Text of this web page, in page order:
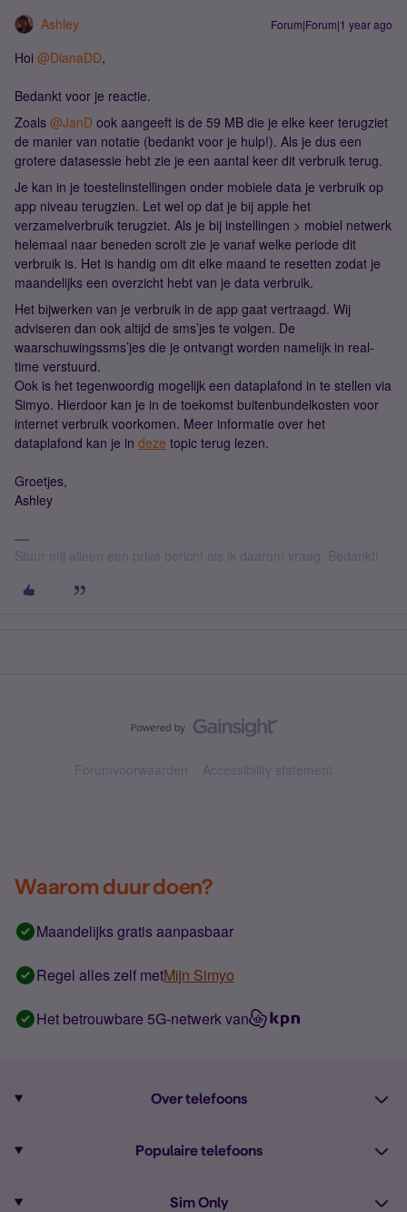
Ashley Forum|Forum|1 year ago
Hoi @DianaDD,
Bedankt voor je reactie.
Zoals @JanD ook aangeeft is de 59 MB die je elke keer terugziet
de manier van notatie (bedankt voor je hulp!). Als je dus een
grotere datasessie hebt zie je een aantal keer dit verbruik terug.
Je kan in je toestelinstellingen onder mobiele data je verbruik op
app niveau terugzien. Let wel op dat je bij apple het
verzamelverbruik terugziet. Als je bij instellingen > mobiel netwerk
helemaal naar beneden scrolt zie je vanaf welke periode dit
verbruik is. Het is handig om dit elke maand te resetten zodat je
maandelijks een overzicht hebt van je data verbruik.
Het bijwerken van je verbruik in de app gaat vertraagd. Wij
adviseren dan ook altijd de sms’jes te volgen. De
waarschuwingssms’jes die je ontvangt worden namelijk in real-
time verstuurd.
Ook is het tegenwoordig mogelijk een dataplafond in te stellen via
Simyo. Hierdoor kan je in de toekomst buitenbundelkosten voor
internet verbruik voorkomen. Meer informatie over het
dataplafond kan je in deze topic terug lezen.
Groetjes,
Ashley
Stuur mij alleen een privé bericht als ik daarom vraag. Bedankt!
Forumvoorwaarden Accessibility statement
Waarom duur doen?
Maandelijks gratis aanpasbaar
Regel alles zelf metMijn Simyo
Het betrouwbare 5G-netwerk van
Over telefoons
Alle telefoons
Populaire telefoons
Sim Only